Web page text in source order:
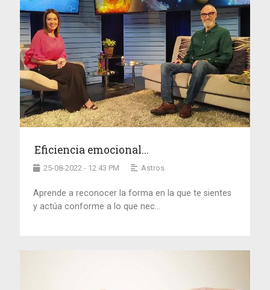
Eficiencia emocional...
25-08-2022 - 12:43 PM Astros
Aprende a reconocer la forma en la que te sientes
y actúa conforme a lo que nec...